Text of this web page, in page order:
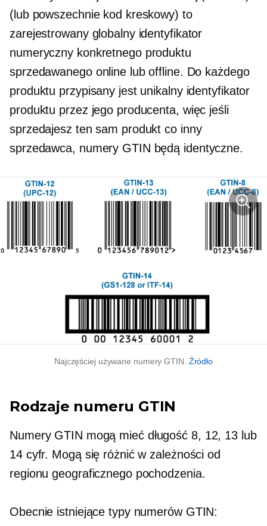
(lub powszechnie kod kreskowy) to
zarejestrowany globalny identyfikator
numeryczny konkretnego produktu
sprzedawanego online lub offline. Do każdego
produktu przypisany jest unikalny identyfikator
produktu przez jego producenta, więc jeśli
sprzedajesz ten sam produkt co inny
sprzedawca, numery GTIN będą identyczne.
Najczęściej używane numery GTIN. Źródło
Rodzaje numeru GTIN
Numery GTIN mogą mieć długość 8, 12, 13 lub
14 cyfr. Mogą się różnić w zależności od
regionu geograficznego pochodzenia.
Obecnie istniejące typy numerów GTIN: